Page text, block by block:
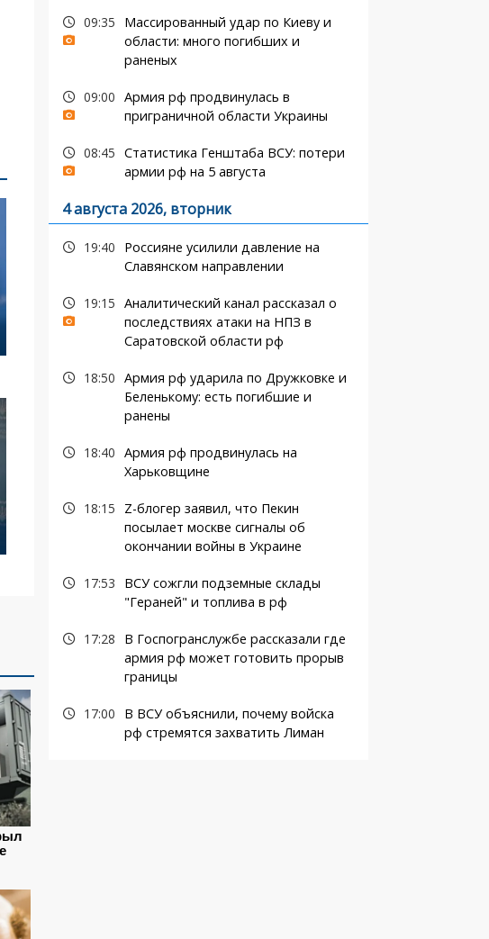
09:35
Массированный удар по Киеву и
области: много погибших и
раненых
09:00 Армия рф продвинулась в
приграничной области Украины
08:45 Статистика Генштаба ВСУ: потери
армии рф на 5 августа
4 августа 2026, вторник
19:40
Россияне усилили давление на
Славянском направлении
19:15 Аналитический канал рассказал о
последствиях атаки на НПЗ в
Саратовской области рф
18:50 Армия рф ударила по Дружковке и
Беленькому: есть погибшие и
ранены
18:40 Армия рф продвинулась на
Харьковщине
18:15
Z-блогер заявил, что Пекин
посылает москве сигналы об
окончании войны в Украине
17:53
ВСУ сожгли подземные склады
"Гераней" и топлива в рф
17:28
В Госпогранслужбе рассказали где
армия рф может готовить прорыв
границы
17:00
В ВСУ объяснили, почему войска
рф стремятся захватить Лиман